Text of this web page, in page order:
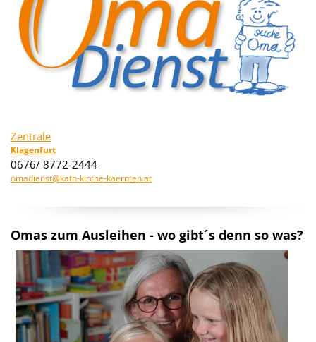
Zentrale
Klagenfurt
0676/ 8772-2444
omadienst@kath-kirche-kaernten.at
Omas zum Ausleihen - wo gibt´s denn so was?